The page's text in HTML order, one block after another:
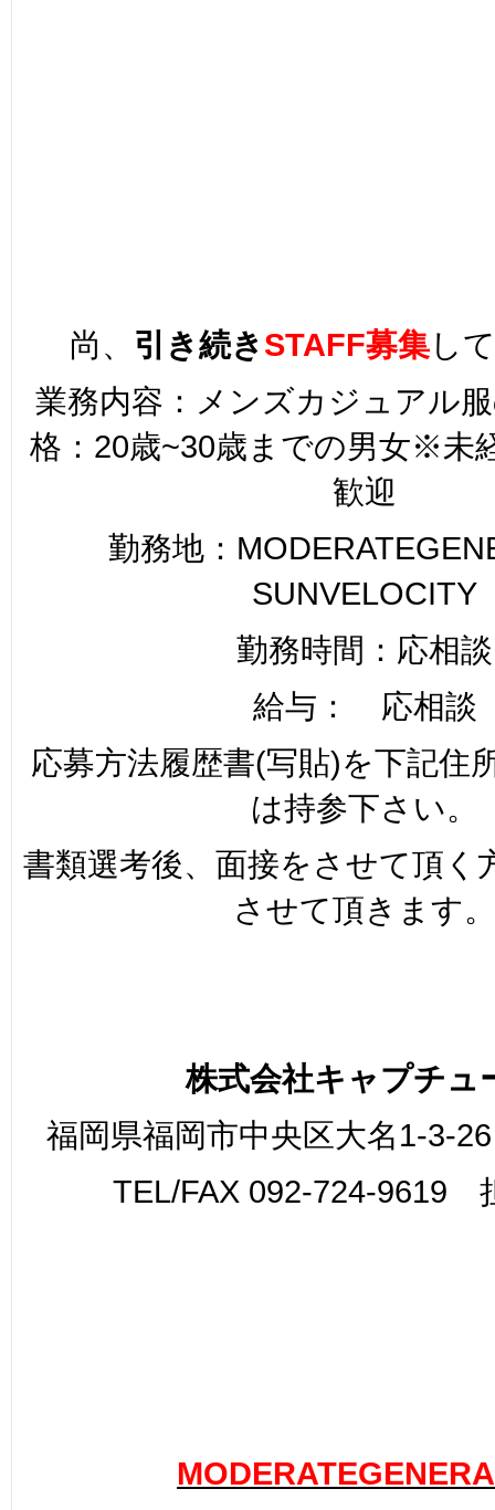
尚、 引き続きSTAFF募集し
業務内容：メンズカジュアル
格：20歳~30歳までの男女※未
歓迎
勤務地：
SUNVELOCITY
勤務時間：応相談
給与： 応相談
応募方法履歴書(写貼)を下記住
は持参下さい。
書類選考後、面接をさせて頂く
させて頂きます。
株式会社キャプチュ
福岡県福岡市中央区大名1-3-
TEL/FAX 092-724-9619